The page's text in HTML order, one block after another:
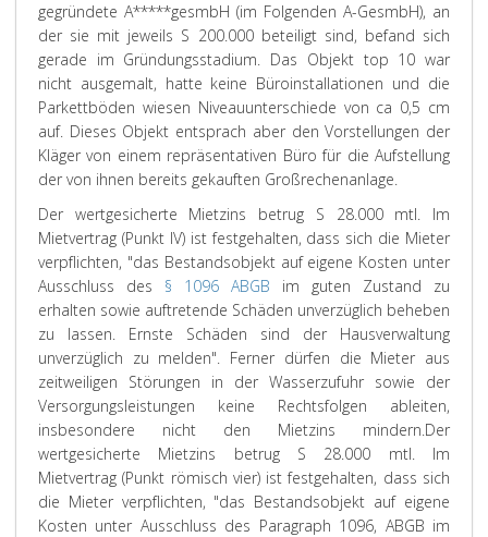
gegründete A*****gesmbH (im Folgenden A-GesmbH), an
der sie mit jeweils S 200.000 beteiligt sind, befand sich
gerade im Gründungsstadium. Das Objekt top 10 war
nicht ausgemalt, hatte keine Büroinstallationen und die
Parkettböden wiesen Niveauunterschiede von ca 0,5 cm
auf. Dieses Objekt entsprach aber den Vorstellungen der
Kläger von einem repräsentativen Büro für die Aufstellung
der von ihnen bereits gekauften Großrechenanlage.
Der wertgesicherte Mietzins betrug S 28.000 mtl. Im
Mietvertrag (Punkt IV) ist festgehalten, dass sich die Mieter
verpflichten, "das Bestandsobjekt auf eigene Kosten unter
Ausschluss des § 1096 ABGB im guten Zustand zu
erhalten sowie auftretende Schäden unverzüglich beheben
zu lassen. Ernste Schäden sind der Hausverwaltung
unverzüglich zu melden". Ferner dürfen die Mieter aus
zeitweiligen Störungen in der Wasserzufuhr sowie der
Versorgungsleistungen keine Rechtsfolgen ableiten,
insbesondere nicht den Mietzins mindern.Der
wertgesicherte Mietzins betrug S 28.000 mtl. Im
Mietvertrag (Punkt römisch vier) ist festgehalten, dass sich
die Mieter verpflichten, "das Bestandsobjekt auf eigene
Kosten unter Ausschluss des Paragraph 1096, ABGB im